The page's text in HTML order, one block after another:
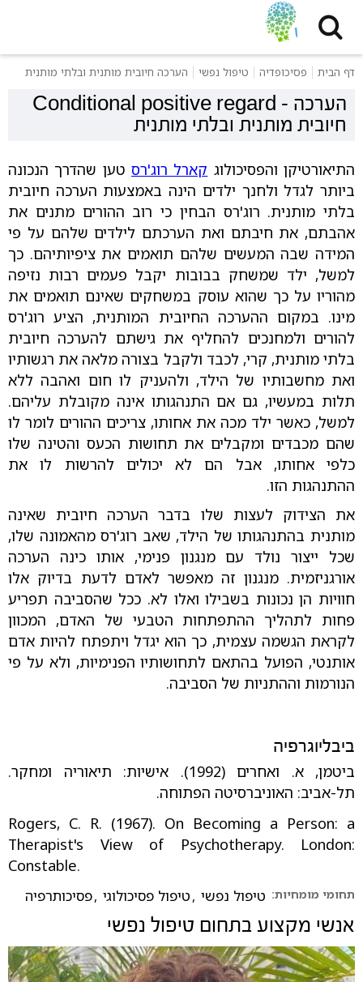
דף הבית פסיכופדיה טיפול נפשי הערכה חיובית מותנית ובלתי מותנית
Conditional positive regard - הערכה
חיובית מותנית ובלתי מותנית
התיאורטיקן והפסיכולוג קארל רוג'רס טען שהדרך הנכונה
ביותר לגדל ולחנך ילדים הינה באמצעות הערכה חיובית
בלתי מותנית. רוג'רס הבחין כי רוב ההורים מתנים את
אהבתם, את חיבתם ואת הערכתם לילדים שלהם על פי
המידה שבה המעשים שלהם תואמים את ציפיותיהם. כך
למשל, ילד שמשחק בבובות יקבל פעמים רבות נזיפה
מהוריו על כך שהוא עוסק במשחקים שאינם תואמים את
מינו. במקום ההערכה החיובית המותנית, הציע רוג'רס
להורים ולמחנכים להחליף את גישתם להערכה חיובית
בלתי מותנית, קרי, לכבד ולקבל בצורה מלאה את רגשותיו
ואת מחשבותיו של הילד, ולהעניק לו חום ואהבה ללא
תלות במעשיו, גם אם התנהגותו אינה מקובלת עליהם.
למשל, כאשר ילד מכה את אחותו, צריכים ההורים לומר לו
שהם מכבדים ומקבלים את תחושות הכעס והטינה שלו
כלפי אחותו, אבל הם לא יכולים להרשות לו את
ההתנהגות הזו.
את הצידוק לעצות שלו בדבר הערכה חיובית שאינה
מותנית בהתנהגותו של הילד, שאב רוג'רס מהאמונה שלו,
שכל ייצור נולד עם מנגנון פנימי, אותו כינה הערכה
אורגניזמית. מנגנון זה מאפשר לאדם לדעת בדיוק אלו
חוויות הן נכונות בשבילו ואלו לא. ככל שהסביבה תפריע
פחות לתהליך ההתפתחות הטבעי של האדם, המכוון
לקראת הגשמה עצמית, כך הוא יגדל ויתפתח להיות אדם
אותנטי, הפועל בהתאם לתחושותיו הפנימיות, ולא על פי
הנורמות וההתניות של הסביבה.
ביבליוגרפיה
ביטמן, א. ואחרים (1992). אישיות: תיאוריה ומחקר.
תל-אביב: האוניברסיטה הפתוחה.
Rogers, C. R. (1967). On Becoming a Person: a
Therapist's View of Psychotherapy. London:
Constable.
תחומי מומחיות: טיפול נפשי ,טיפול פסיכולוגי ,פסיכותרפיה
אנשי מקצוע בתחום טיפול נפשי